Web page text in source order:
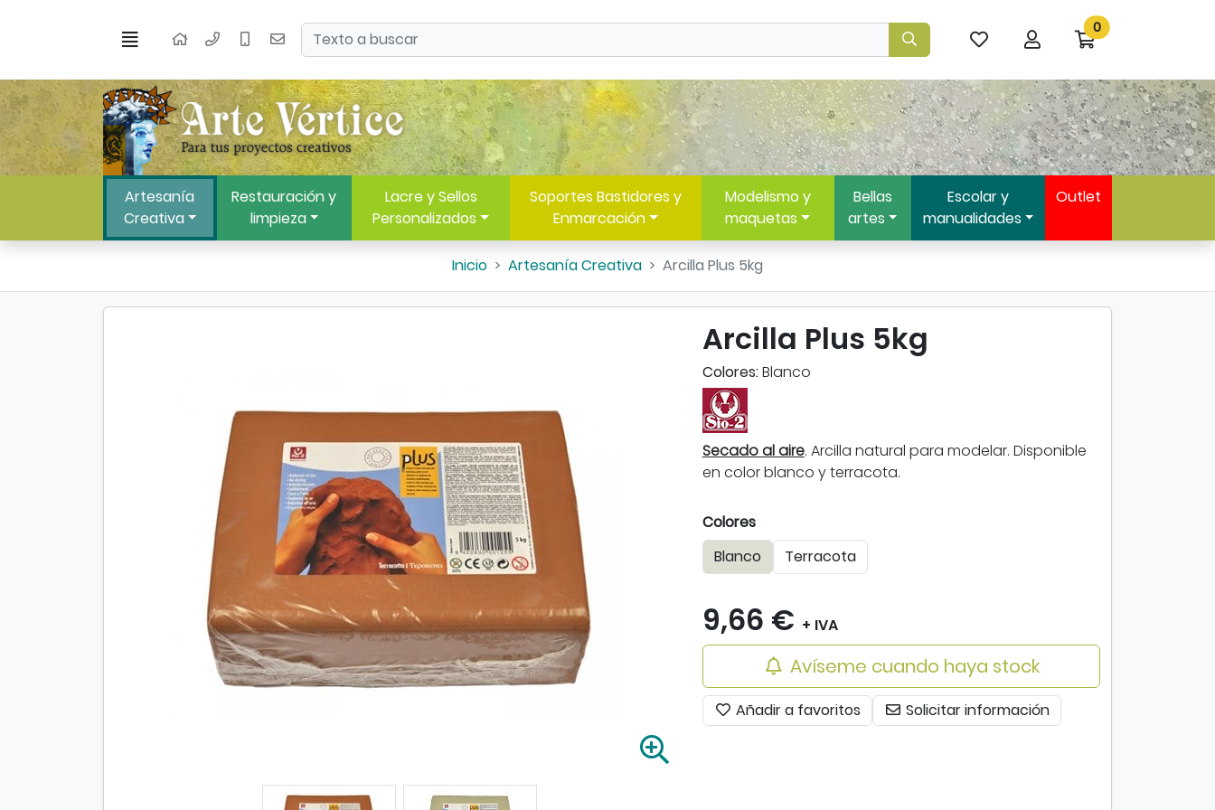
Menú Inicio Buscar
favoritos
Ir
mi
compra
0
Artesanía
Creativa
Restauración y
limpieza
Lacre y Sellos
Personalizados
Soportes Bastidores y
Enmarcación
Modelismo y
maquetas
Bellas
artes
Escolar y
manualidades
Outlet
Inicio Artesanía Creativa Arcilla Plus 5kg
Arcilla Plus 5kg
Colores:Blanco
Secado al aire. Arcilla natural para modelar. Disponible
en color blanco y terracota.
Colores
Blanco
Terracota
9,66 € + IVA
Avíseme cuando haya stock
Añadir a favoritos Solicitar información